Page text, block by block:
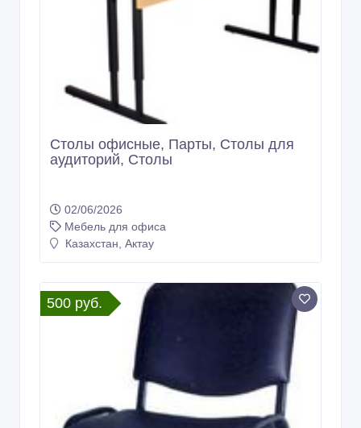
Столы офисные, Парты, Столы для
аудиторий, Столы
02/06/2026
Мебель для офиса
Казахстан, Актау
500 руб.